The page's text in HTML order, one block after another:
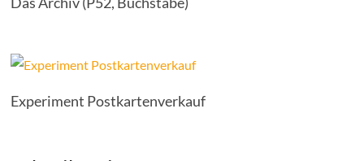
Experiment Postkartenverkauf